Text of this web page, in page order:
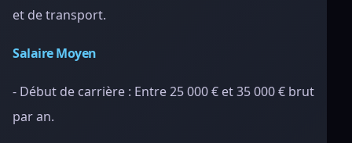
et de transport.
Salaire Moyen
- Début de carrière : Entre 25 000 € et 35 000 € brut
par an.